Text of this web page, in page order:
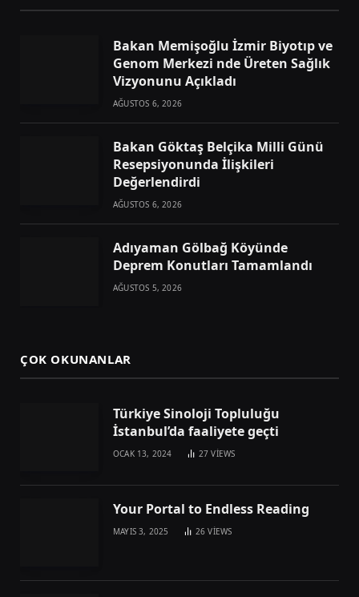
Bakan Memişoğlu İzmir Biyotıp ve
Genom Merkezi nde Üreten Sağlık
Vizyonunu Açıkladı
AĞUSTOS 6, 2026
Bakan Göktaş Belçika Milli Günü
Resepsiyonunda İlişkileri
Değerlendirdi
AĞUSTOS 6, 2026
Adıyaman Gölbağ Köyünde
Deprem Konutları Tamamlandı
AĞUSTOS 5, 2026
ÇOK OKUNANLAR
Türkiye Sinoloji Topluluğu
İstanbul’da faaliyete geçti
OCAK 13, 2024 27VIEWS
Your Portal to Endless Reading
MAYIS 3, 2025 26VIEWS